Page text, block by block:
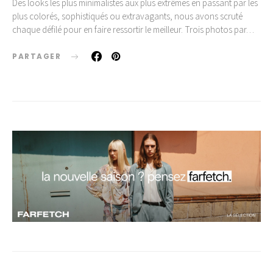
Des looks les plus minimalistes aux plus extrêmes en passant par les
plus colorés, sophistiqués ou extravagants, nous avons scruté
chaque défilé pour en faire ressortir le meilleur. Trois photos par…
PARTAGER